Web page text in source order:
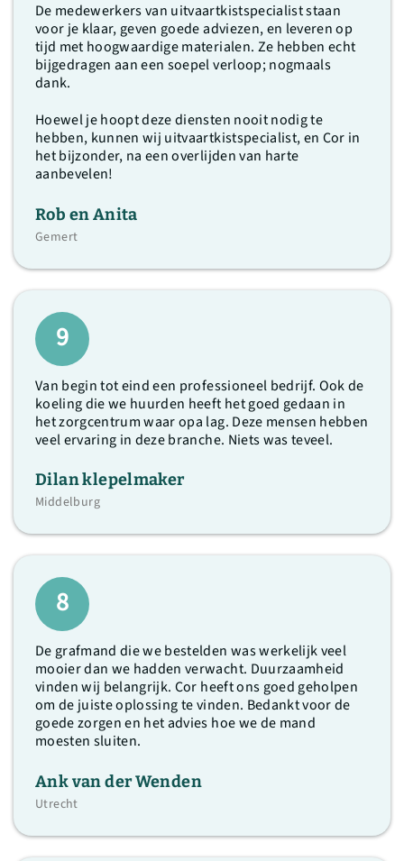
De medewerkers van uitvaartkistspecialist staan
voor je klaar, geven goede adviezen, en leveren op
tijd met hoogwaardige materialen. Ze hebben echt
bijgedragen aan een soepel verloop; nogmaals
dank.
Hoewel je hoopt deze diensten nooit nodig te
hebben, kunnen wij uitvaartkistspecialist, en Cor in
het bijzonder, na een overlijden van harte
aanbevelen!
Rob en Anita
Gemert
9
Van begin tot eind een professioneel bedrijf. Ook de
koeling die we huurden heeft het goed gedaan in
het zorgcentrum waar opa lag. Deze mensen hebben
veel ervaring in deze branche. Niets was teveel.
Dilan klepelmaker
Middelburg
8
De grafmand die we bestelden was werkelijk veel
mooier dan we hadden verwacht. Duurzaamheid
vinden wij belangrijk. Cor heeft ons goed geholpen
om de juiste oplossing te vinden. Bedankt voor de
goede zorgen en het advies hoe we de mand
moesten sluiten.
Ank van der Wenden
Utrecht